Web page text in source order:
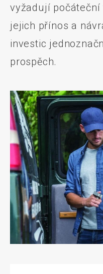
vyžadují
jejich přínos a
investic
prospěch.